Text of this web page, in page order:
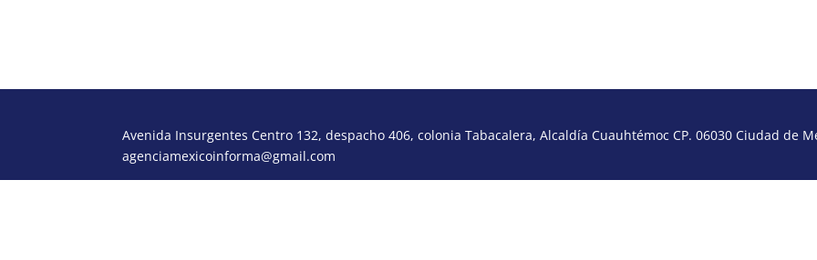
Avenida Insurgentes Centro 132, despacho 406, colonia Tabacalera, Alcaldía Cuauhtémoc CP. 06030 Ciudad de
agenciamexicoinforma@gmail.com